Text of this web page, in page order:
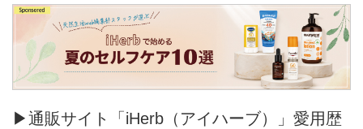
▶通販サイト「iHerb（アイハーブ）」愛用歴